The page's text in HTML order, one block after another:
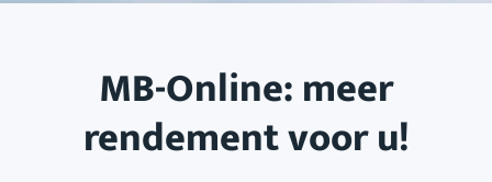
MB-Online: meer
rendement voor u!